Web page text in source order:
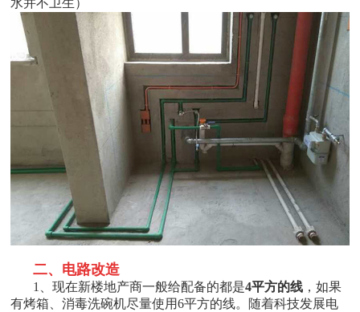
水并不卫生）
二、电路改造
1 、现在新楼地产商一般给配备的都是4平方的线 ，如果
有烤箱、消毒洗碗机尽量使用6平方的线。随着科技发展电